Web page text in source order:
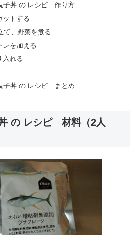
子丼 の レシピ 作り方
ットする
て、野菜を煮る
ンを加える
入れる
子丼 の レシピ まとめ
の レシピ 材料（2人